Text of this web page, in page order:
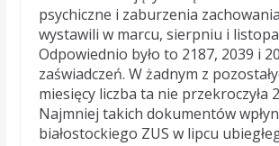
psychiczne i zaburzenia
wystawili w marcu, sierpniu i
Odpowiednio było to 2187, 2039 i
zaświadczeń. W żadnym z
miesięcy liczba ta nie przekroczyła
Najmniej takich dokumentów
białostockiego ZUS w lipcu